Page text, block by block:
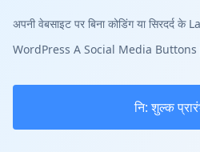
अपनी वेबसाइट पर बिना कोडिंग या सिरदर्द
WordPress A Social Media
नि: शुल्क